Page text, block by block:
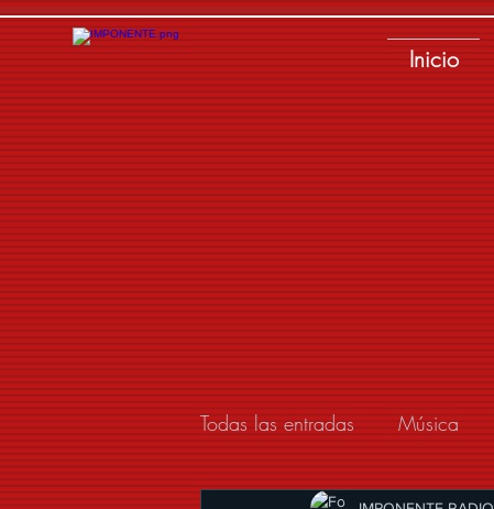
Inicio
Todas las entradas Música